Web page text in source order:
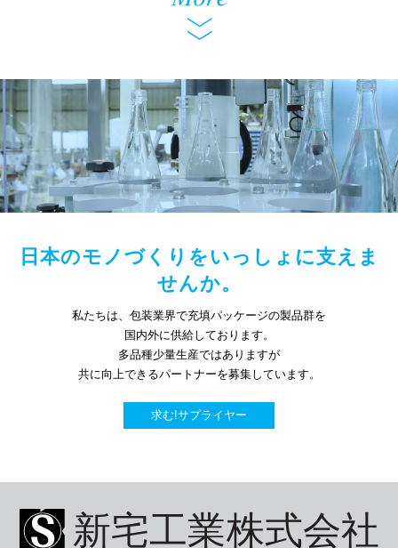
日本のモノづくりをいっしょに支えま
せんか。
私たちは、包装業界で充填パッケージの製品群を
国内外に供給しております。
多品種少量生産ではありますが
共に向上できるパートナーを募集しています。
求む!サプライヤー